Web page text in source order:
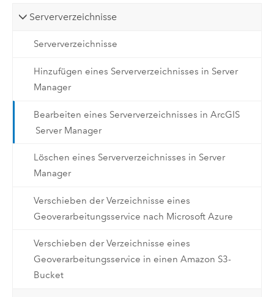
Serververzeichnisse
Serververzeichnisse
Hinzufügen eines Serververzeichnisses in Server
Manager
Bearbeiten eines Serververzeichnisses in ArcGIS
Server Manager
Löschen eines Serververzeichnisses in Server
Manager
Verschieben der Verzeichnisse eines
Geoverarbeitungsservice nach Microsoft Azure
Verschieben der Verzeichnisse eines
Geoverarbeitungsservice in einen Amazon S3-
Bucket